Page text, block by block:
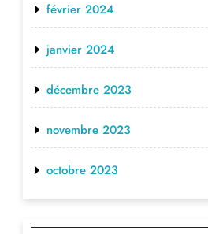
février 2024
janvier 2024
décembre 2023
novembre 2023
octobre 2023